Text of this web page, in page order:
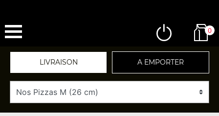
0
LIVRAISON A EMPORTER